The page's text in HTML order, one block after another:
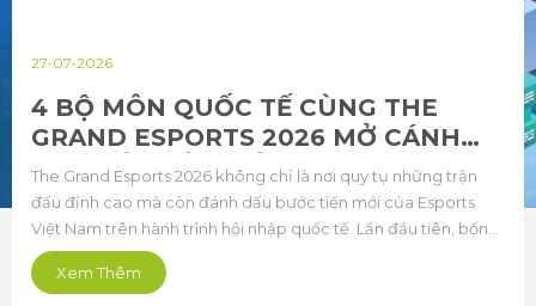
27-07-2026
4 BỘ MÔN QUỐC TẾ CÙNG THE
GRAND ESPORTS 2026 MỞ CÁNH
CỬA KẾT NỐI THẾ GIỚI
The Grand Esports 2026 không chỉ là nơi quy tụ những trận
đấu đỉnh cao mà còn đánh dấu bước tiến mới của Esports
Việt Nam trên hành trình hội nhập quốc tế. Lần đầu tiên, bốn
bộ môn quốc tế gồm Audition PC, Au Mobile, Street Fighter 6
và Summoners War: Sky Arena cùng góp mặt trong một kỳ
Xem Thêm